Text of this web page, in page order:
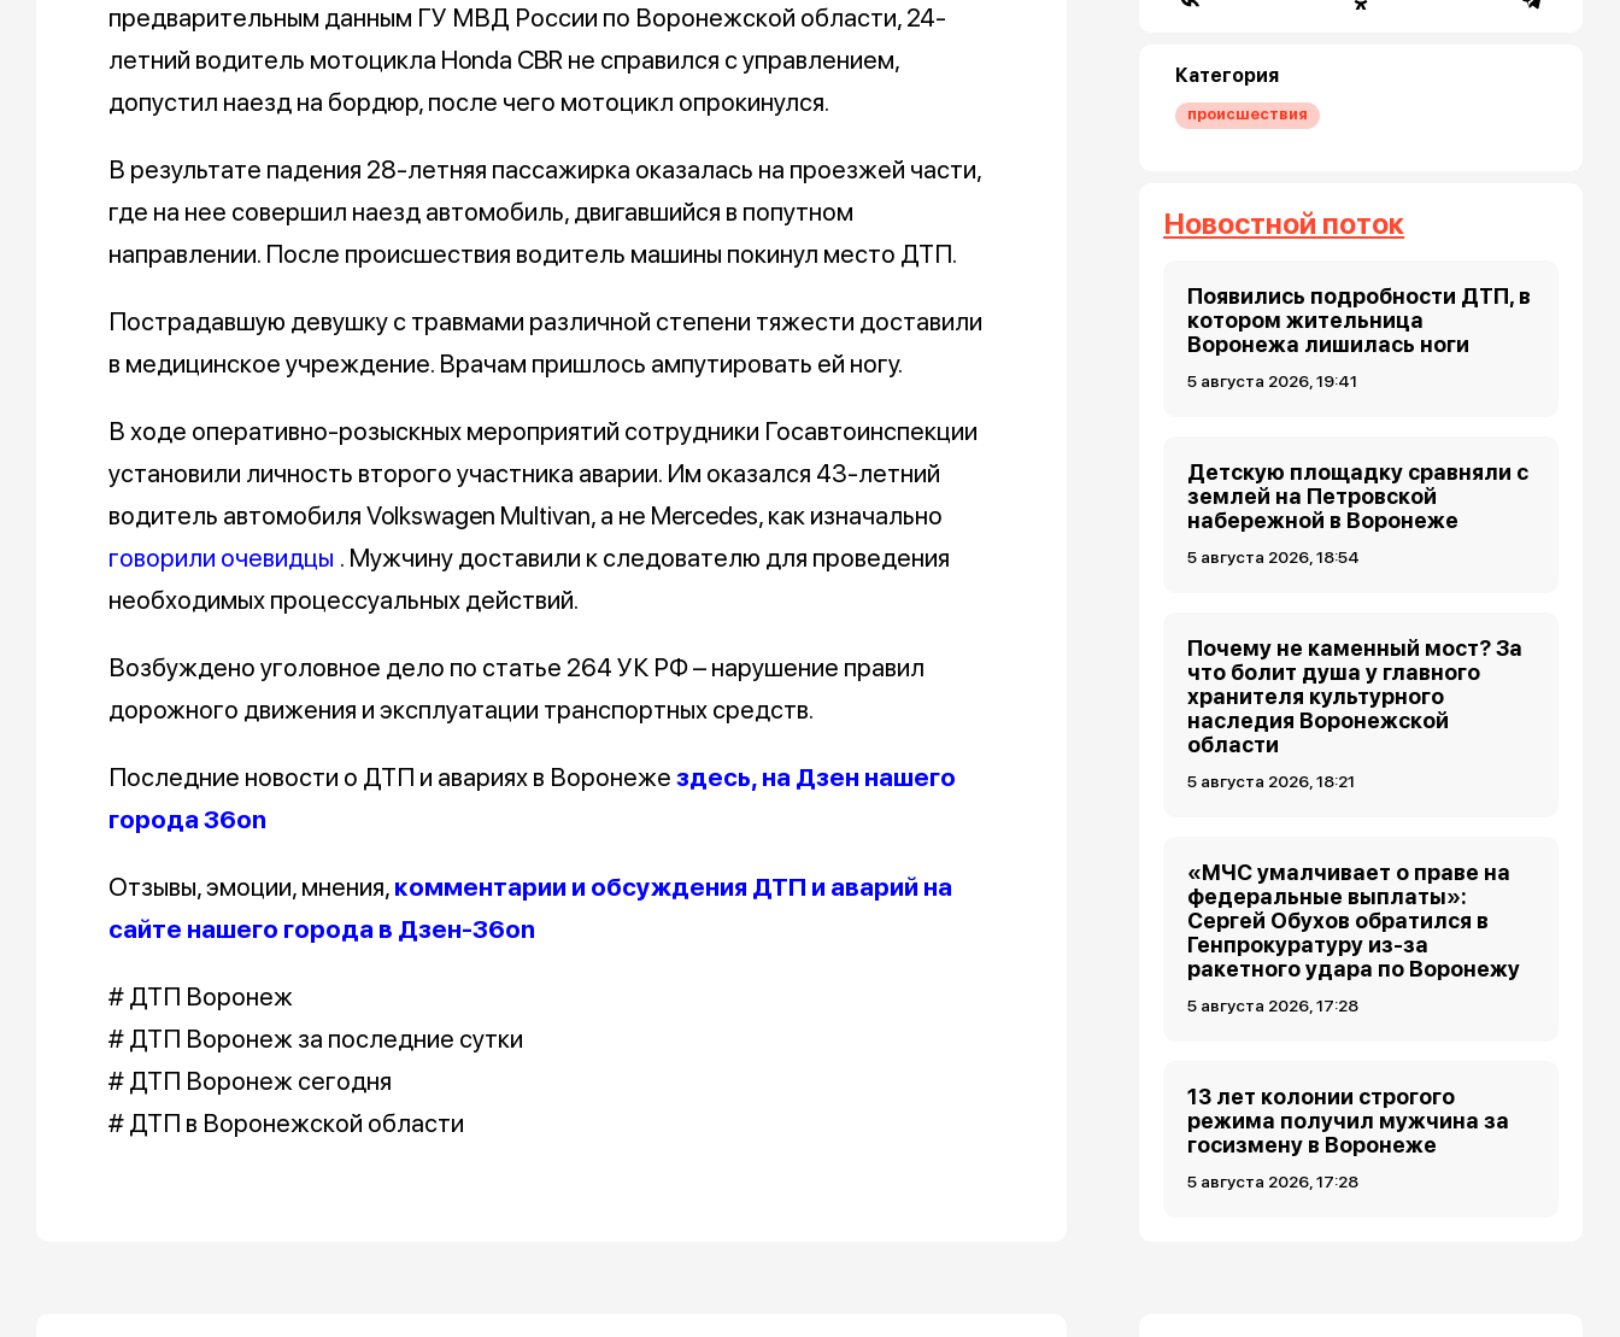
предварительным данным ГУ МВД России по Воронежской области, 24-
летний водитель мотоцикла Honda CBR не справился с управлением,
допустил наезд на бордюр, после чего мотоцикл опрокинулся.
В результате падения 28-летняя пассажирка оказалась на проезжей части,
где на нее совершил наезд автомобиль, двигавшийся в попутном
направлении. После происшествия водитель машины покинул место ДТП.
Пострадавшую девушку с травмами различной степени тяжести доставили
в медицинское учреждение. Врачам пришлось ампутировать ей ногу.
В ходе оперативно-розыскных мероприятий сотрудники Госавтоинспекции
установили личность второго участника аварии. Им оказался 43-летний
водитель автомобиля Volkswagen Multivan, а не Mercedes, как изначально
говорили очевидцы . Мужчину доставили к следователю для проведения
необходимых процессуальных действий.
Возбуждено уголовное дело по статье 264 УК РФ – нарушение правил
дорожного движения и эксплуатации транспортных средств.
Последние новости о ДТП и авариях в Воронеже здесь, на Дзен нашего
города 36on
Отзывы, эмоции, мнения, комментарии и обсуждения ДТП и аварий на
сайте нашего города в Дзен-36on
# ДТП Воронеж
# ДТП Воронеж за последние сутки
# ДТП Воронеж сегодня
# ДТП в Воронежской области
Категория
происшествия
Новостной поток
Появились подробности ДТП, в
котором жительница
Воронежа лишилась ноги
5 августа 2026, 19:41
Детскую площадку сравняли с
землей на Петровской
набережной в Воронеже
5 августа 2026, 18:54
Почему не каменный мост? За
что болит душа у главного
хранителя культурного
наследия Воронежской
области
5 августа 2026, 18:21
«МЧС умалчивает о праве на
федеральные выплаты»:
Сергей Обухов обратился в
Генпрокуратуру из-за
ракетного удара по Воронежу
5 августа 2026, 17:28
13 лет колонии строгого
режима получил мужчина за
госизмену в Воронеже
5 августа 2026, 17:28